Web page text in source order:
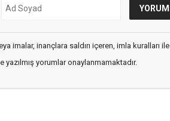
imalar, inançlara saldırı içeren, imla kuralları ile
yorumlar onaylanmamaktadır.